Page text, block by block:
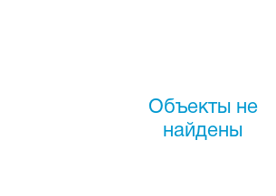
Объекты не
найдены